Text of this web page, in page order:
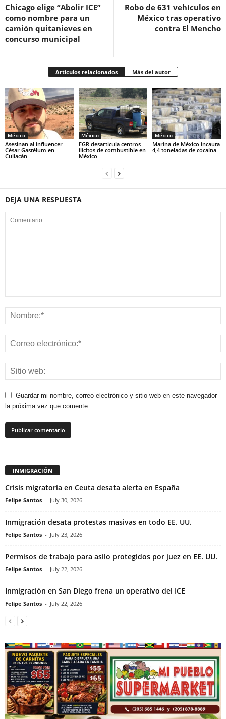
Chicago elige “Abolir ICE”
como nombre para un
camión quitanieves en
concurso municipal
Robo de 631 vehículos en
México tras operativo
contra El Mencho
Artículos relacionados Más del autor
México
Asesinan al influencer
César Gastélum en
Culiacán
México
FGR desarticula centros
ilícitos de combustible en
México
México
Marina de México incauta
4,4 toneladas de cocaína
DEJA UNA RESPUESTA
Guardar mi nombre, correo electrónico y sitio web en este navegador
la próxima vez que comente.
INMIGRACIÓN
Crisis migratoria en Ceuta desata alerta en España
Felipe Santos - July 30, 2026
Inmigración desata protestas masivas en todo EE. UU.
Felipe Santos - July 23, 2026
Permisos de trabajo para asilo protegidos por juez en EE. UU.
Felipe Santos - July 22, 2026
Inmigración en San Diego frena un operativo del ICE
Felipe Santos - July 22, 2026